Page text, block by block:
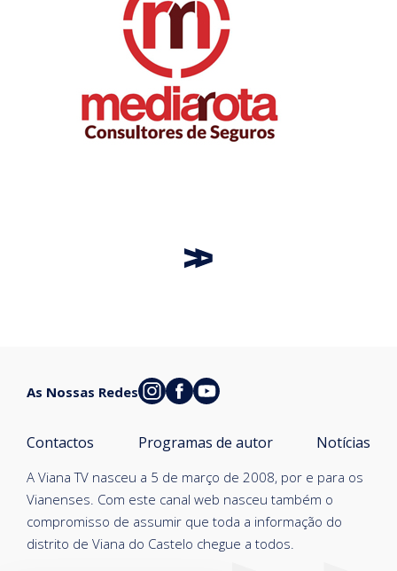
A Viana TV nasceu a 5 de março de 2008, por e para os
Vianenses. Com este canal web nasceu também o
compromisso de assumir que toda a informação do
distrito de Viana do Castelo chegue a todos.
Contactos Programas de autor Notícias
As Nossas Redes